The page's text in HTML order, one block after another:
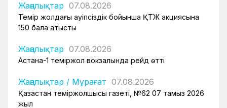
Жаңалықтар 07.08.2026
Темір жолдағы қауіпсіздік бойынша ҚТЖ акциясына
150 бала қатысты
Жаңалықтар 07.08.2026
Астана-1 теміржол вокзалында рейд өтті
Жаңалықтар / Мұрағат 07.08.2026
Қазақстан теміржолшысы газеті, №62 07 тамыз 2026
жыл